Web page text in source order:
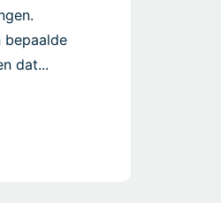
bepaalde
dat...